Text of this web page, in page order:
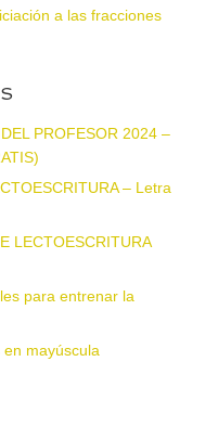
a las fracciones
PROFESOR 2024 –
– Letra
LECTOESCRITURA
para entrenar la
mayúscula